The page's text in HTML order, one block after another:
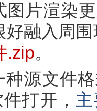
图片渲染
好融入周
.zip。
源文件
打开，